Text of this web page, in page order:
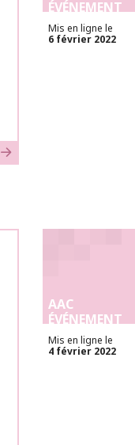
En savoir plus
ÉVÉNEMENT
Mis en ligne le
6 février 2022
AAC
ÉVÉNEMENT
Mis en ligne le
4 février 2022